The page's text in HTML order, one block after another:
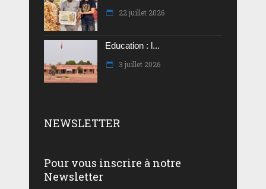
22 juillet 2026
Education : l...
3 juillet 2026
NEWSLETTER
Pour vous inscrire à notre
Newsletter